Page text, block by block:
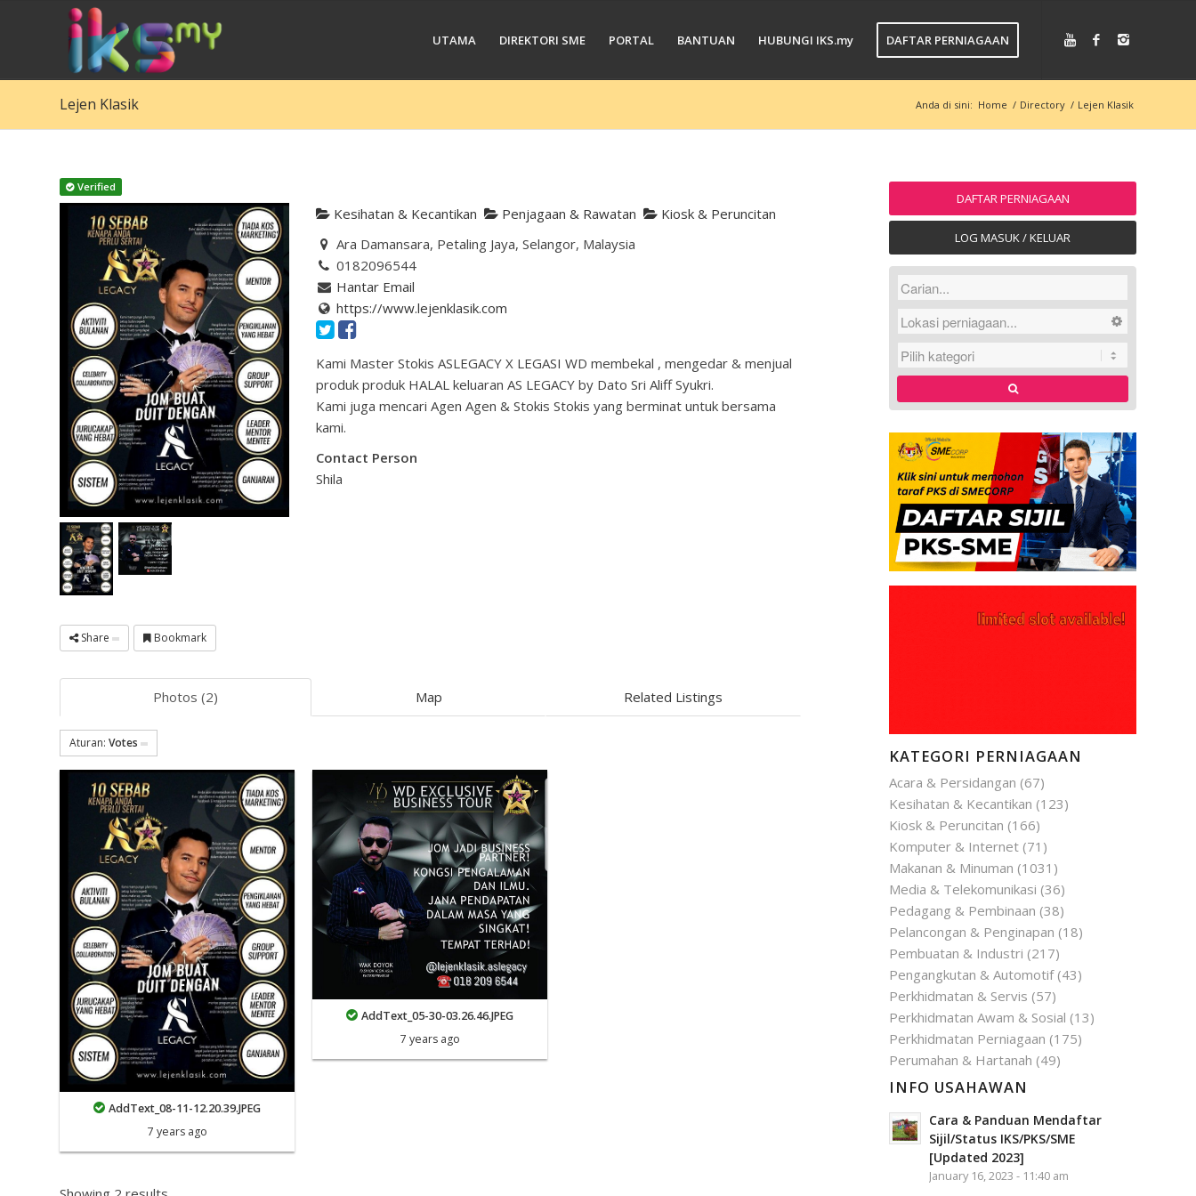
UTAMA DIREKTORI SME PORTAL BANTUAN HUBUNGI IKS.my DAFTAR PERNIAGAAN
Lejen Klasik Anda di sini: Home / Directory / Lejen Klasik
Verified
Kesihatan & Kecantikan Penjagaan & Rawatan
Kiosk & Peruncitan
Ara Damansara, Petaling Jaya, Selangor, Malaysia
0182096544
Hantar Email
https://www.lejenklasik.com
Kami Master Stokis ASLEGACY X LEGASI WD membekal , mengedar & menjual
produk produk HALAL keluaran AS LEGACY by Dato Sri Aliff Syukri.
Kami juga mencari Agen Agen & Stokis Stokis yang berminat untuk bersama
kami.
Contact Person
Shila
Share Bookmark
Photos (2) Map Related Listings
Aturan: Votes
AddText_08-11-12.20.39.JPEG
7 years ago
AddText_05-30-03.26.46.JPEG
7 years ago
DAFTAR PERNIAGAAN
LOG MASUK / KELUAR
KATEGORI PERNIAGAAN
Acara & Persidangan (67)
Kesihatan & Kecantikan (123)
Kiosk & Peruncitan (166)
Komputer & Internet (71)
Makanan & Minuman (1031)
Media & Telekomunikasi (36)
Pedagang & Pembinaan (38)
Pelancongan & Penginapan (18)
Pembuatan & Industri (217)
Pengangkutan & Automotif(43)
Perkhidmatan & Servis (57)
Perkhidmatan Awam & Sosial (13)
Perkhidmatan Perniagaan (175)
Perumahan & Hartanah (49)
INFO USAHAWAN
Cara & Panduan Mendaftar
Sijil/Status IKS/PKS/SME
[Updated 2023]
January 16, 2023 - 11:40 am